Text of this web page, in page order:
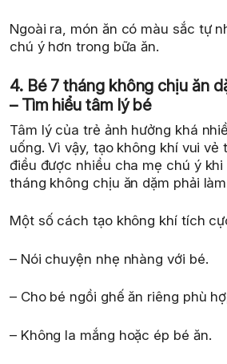
Ngoài ra, món ăn có màu sắc tự
chú ý hơn trong bữa ăn.
4. Bé 7 tháng không chịu ăn
– Tìm hiểu tâm lý bé
Tâm lý của trẻ ảnh hưởng khá
uống. Vì vậy, tạo không khí vui vẻ
điều được nhiều cha mẹ chú ý khi
tháng không chịu ăn dặm phải
Một số cách tạo không khí tích
– Nói chuyện nhẹ nhàng với bé.
– Cho bé ngồi ghế ăn riêng phù
– Không la mắng hoặc ép bé ăn.